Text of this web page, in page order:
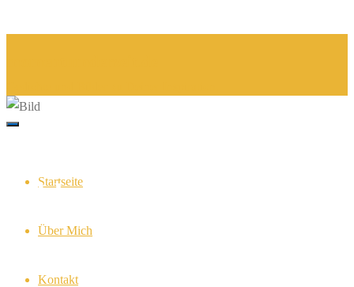
Startseite
Über Mich
Kontakt
Bild